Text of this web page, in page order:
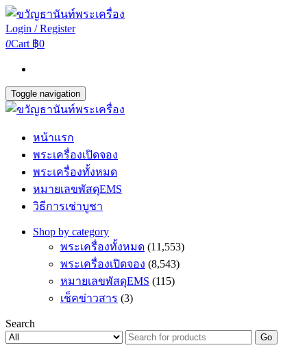
Login / Register
0Cart ฿0
Toggle navigation
หน้าแรก
พระเครื่องเปิดจอง
พระเครื่องทั้งหมด
หมายเลขพัสดุEMS
วิธีการเช่าบูชา
Shop by category
พระเครื่องทั้งหมด (11,553)
พระเครื่องเปิดจอง (8,543)
หมายเลขพัสดุEMS (115)
เช็คข่าวสาร (3)
Search
Go